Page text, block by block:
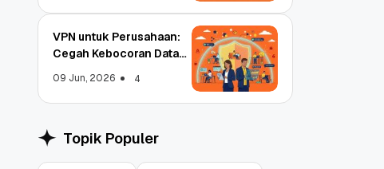
Aplikasi: Atasi Limitasi
11 Jun, 2026 4
VPN untuk Perusahaan:
Cegah Kebocoran Data
09 Jun, 2026 4
Topik Populer